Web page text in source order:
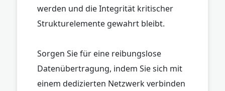
werden und die Integrität kritischer
Strukturelemente gewahrt bleibt.
Sorgen Sie für eine reibungslose
Datenübertragung, indem Sie sich mit
einem dedizierten Netzwerk verbinden